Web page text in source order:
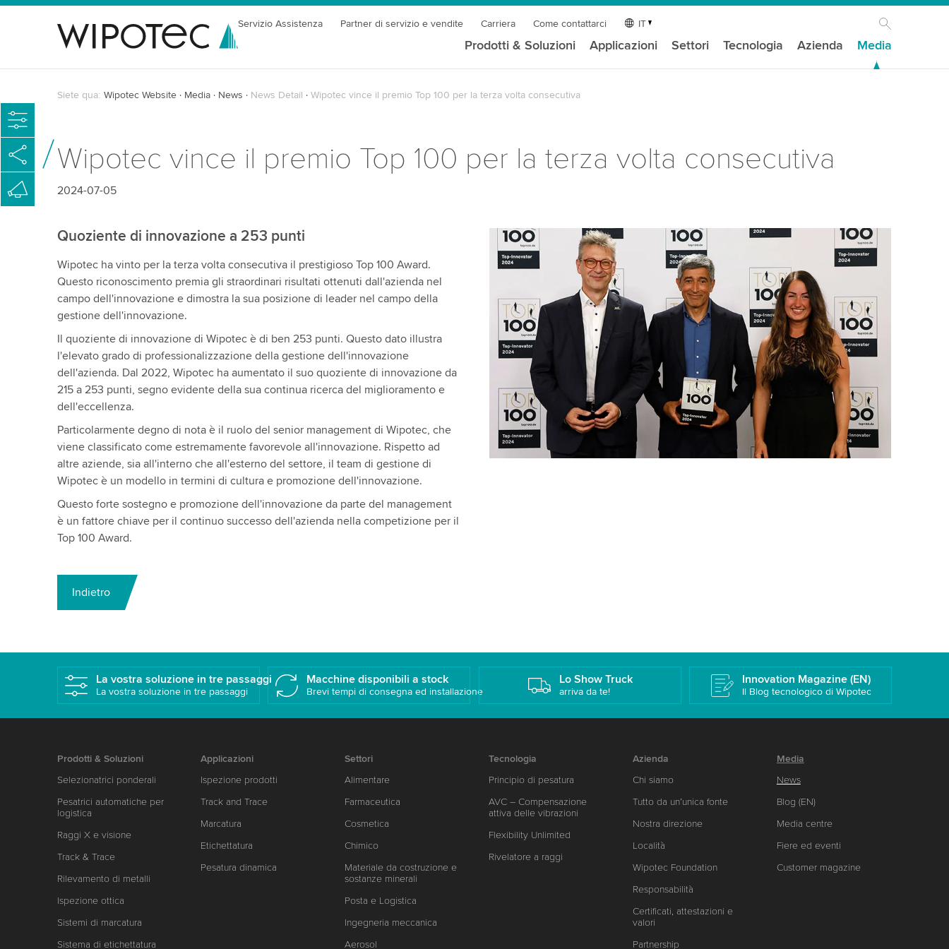
Servizio Assistenza Partner di servizio e vendite Carriera Come contattarci IT
Prodotti & Soluzioni Applicazioni Settori Tecnologia Azienda Media
Siete qua: Wipotec Website Media News News Detail Wipotec vince il premio Top 100 per la terza volta consecutiva
Wipotec vince il premio Top 100 per la terza volta consecutiva
2024-07-05
Quoziente di innovazione a 253 punti
Wipotec ha vinto per la terza volta consecutiva il prestigioso Top 100 Award.
Questo riconoscimento premia gli straordinari risultati ottenuti dall'azienda nel
campo dell'innovazione e dimostra la sua posizione di leader nel campo della
gestione dell'innovazione.
Il quoziente di innovazione di Wipotec è di ben 253 punti. Questo dato illustra
l'elevato grado di professionalizzazione della gestione dell'innovazione
dell'azienda. Dal 2022, Wipotec ha aumentato il suo quoziente di innovazione da
215 a 253 punti, segno evidente della sua continua ricerca del miglioramento e
dell'eccellenza.
Particolarmente degno di nota è il ruolo del senior management di Wipotec, che
viene classificato come estremamente favorevole all'innovazione. Rispetto ad
altre aziende, sia all'interno che all'esterno del settore, il team di gestione di
Wipotec è un modello in termini di cultura e promozione dell'innovazione.
Questo forte sostegno e promozione dell'innovazione da parte del management
è un fattore chiave per il continuo successo dell'azienda nella competizione per il
Top 100 Award.
Indietro
La vostra soluzione in tre passaggi
La vostra soluzione in tre passaggi
Macchine disponibili a stock
Brevi tempi di consegna ed installazione
Lo Show Truck
arriva da te!
Innovation Magazine (EN)
Il Blog tecnologico di Wipotec
Prodotti & Soluzioni
Selezionatrici ponderali
Pesatrici automatiche per
logistica
Raggi X e visione
Track & Trace
Rilevamento di metalli
Ispezione ottica
Sistemi di marcatura
Sistema di etichettatura
Applicazioni
Ispezione prodotti
Track and Trace
Marcatura
Etichettatura
Pesatura dinamica
Settori
Alimentare
Farmaceutica
Cosmetica
Chimico
Materiale da costruzione e
sostanze minerali
Posta e Logistica
Ingegneria meccanica
Aerosol
Tecnologia
Principio di pesatura
AVC – Compensazione
attiva delle vibrazioni
Flexibility Unlimited
Rivelatore a raggi
Azienda
Chi siamo
Tutto da un’unica fonte
Nostra direzione
Località
Wipotec Foundation
Responsabilità
Certificati, attestazioni e
valori
Partnership
Media
News
Blog (EN)
Media centre
Fiere ed eventi
Customer magazine